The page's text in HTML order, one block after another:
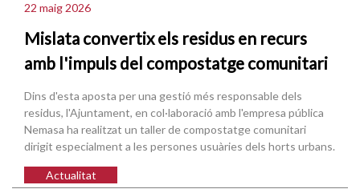
22 maig 2026
Mislata convertix els residus en recurs
amb l'impuls del compostatge comunitari
Dins d'esta aposta per una gestió més responsable dels
residus, l'Ajuntament, en col·laboració amb l'empresa pública
Nemasa ha realitzat un taller de compostatge comunitari
dirigit especialment a les persones usuàries dels horts urbans.
Actualitat